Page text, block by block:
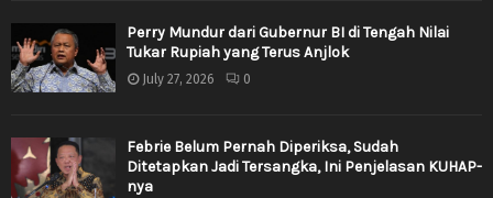
Perry Mundur dari Gubernur BI di Tengah Nilai
Tukar Rupiah yang Terus Anjlok
July 27, 2026 0
Febrie Belum Pernah Diperiksa, Sudah
Ditetapkan Jadi Tersangka, Ini Penjelasan KUHAP-
nya